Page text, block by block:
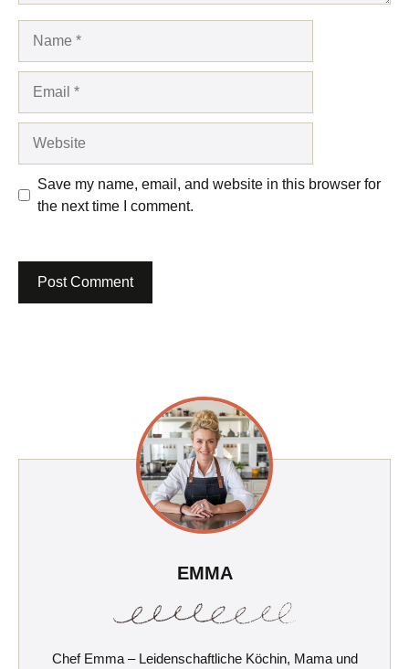
Save my name, email, and website in this browser for
the next time I comment.
EMMA
Chef Emma – Leidenschaftliche Köchin, Mama und